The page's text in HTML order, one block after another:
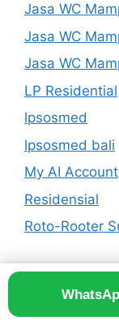
Jasa WC
Jasa WC
Jasa WC
LP Residential
lpsosmed
lpsosmed bali
My AI Account
Residensial
Roto-Rooter
© 2026 Roto-
•